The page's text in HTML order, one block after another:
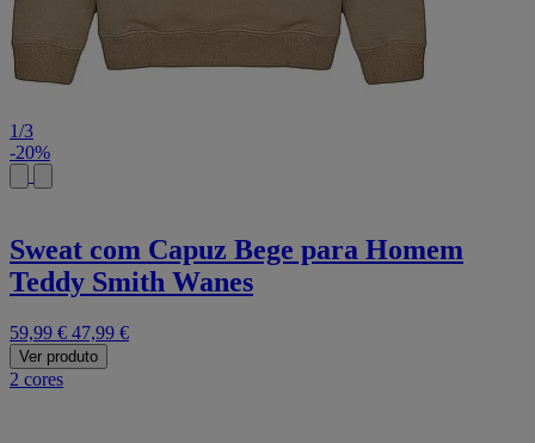
1/3
-20%
Sweat com Capuz Bege para Homem
Teddy Smith Wanes
59,99 € 47,99 €
Ver produto
2 cores